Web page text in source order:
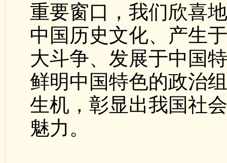
重要窗口，我们欣喜
中国历史文化、产生
大斗争、发展于中国
鲜明中国特色的政治
生机，彰显出我国社
魅力。